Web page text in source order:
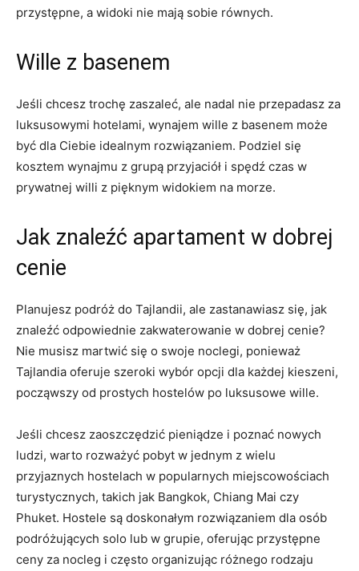
przystępne, a widoki nie mają sobie równych.
Wille‌ z basenem
Jeśli chcesz trochę zaszaleć, ale nadal nie przepadasz ⁣za
luksusowymi hotelami, wynajem wille z basenem może
być⁣ dla Ciebie idealnym rozwiązaniem. Podziel się
kosztem wynajmu z grupą przyjaciół i spędź czas w‌
prywatnej willi z pięknym widokiem na morze.
Jak znaleźć apartament w dobrej
cenie
Planujesz podróż do Tajlandii, ale zastanawiasz się,⁢ jak
znaleźć odpowiednie zakwaterowanie w dobrej ‍cenie?
Nie ⁣musisz martwić się o swoje noclegi, ponieważ
Tajlandia oferuje szeroki wybór opcji dla każdej kieszeni,
począwszy od prostych hostelów po luksusowe wille.
Jeśli chcesz zaoszczędzić⁣ pieniądze i ⁤poznać nowych
ludzi,​ warto rozważyć pobyt w ‌jednym z wielu
przyjaznych hostelach‌ w ⁢popularnych miejscowościach
turystycznych, ‌takich jak Bangkok,⁤ Chiang ⁤Mai czy
Phuket. Hostele są doskonałym ⁤rozwiązaniem dla osób
podróżujących solo ⁢lub w ⁤grupie, ⁣oferując przystępne
ceny za nocleg i często organizując różnego rodzaju